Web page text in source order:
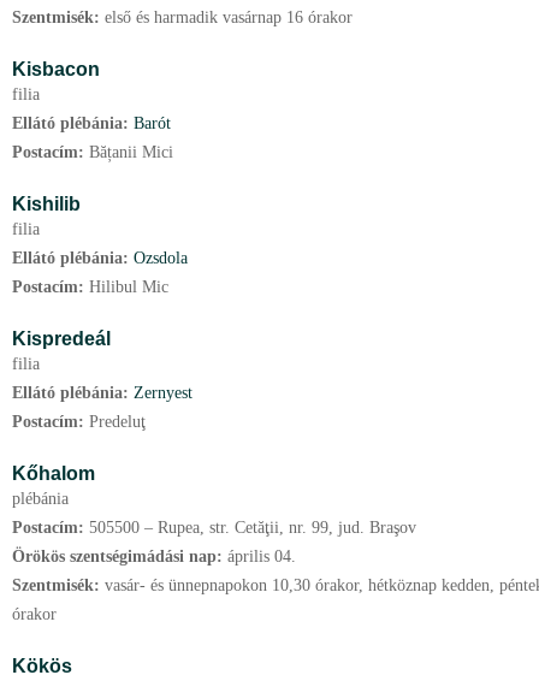
Szentmisék: első és harmadik vasárnap 16 órakor
Kisbacon
filia
Ellátó plébánia: Barót
Postacím: Bățanii Mici
Kishilib
filia
Ellátó plébánia: Ozsdola
Postacím: Hilibul Mic
Kispredeál
filia
Ellátó plébánia: Zernyest
Postacím: Predeluţ
Kőhalom
plébánia
Postacím: 505500 – Rupea, str. Cetăţii, nr. 99, jud. Braşov
Örökös szentségimádási nap: április 04.
Szentmisék: vasár- és ünnepnapokon 10,30 órakor, hétköznap kedden,
órakor
Kökös